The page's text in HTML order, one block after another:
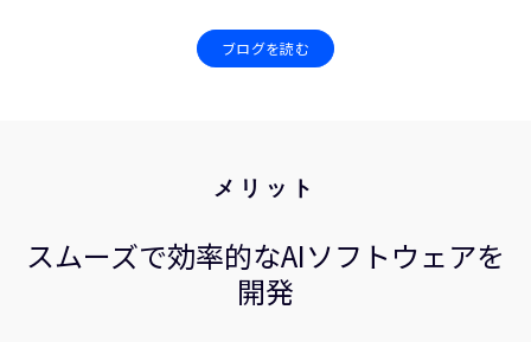
ブログを読む
メリット
スムーズで効率的なAIソフトウェアを
開発